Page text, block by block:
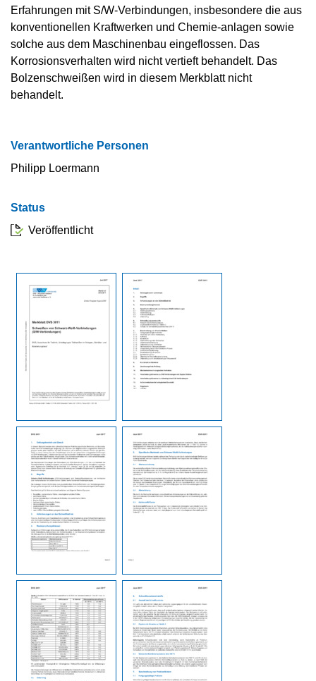
Erfahrungen mit S/W-Verbindungen, insbesondere die aus
konventionellen Kraftwerken und Chemie-anlagen sowie
solche aus dem Maschinenbau eingeflossen. Das
Korrosionsverhalten wird nicht vertieft behandelt. Das
Bolzenschweißen wird in diesem Merkblatt nicht
behandelt.
Verantwortliche Personen
Philipp Loermann
Status
Veröffentlicht